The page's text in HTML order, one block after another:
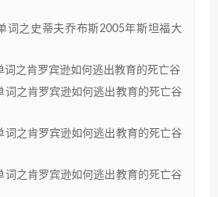
词之史蒂夫乔布斯2005年斯坦福大
词之肯罗宾逊如何逃出教育的死亡谷
词之肯罗宾逊如何逃出教育的死亡谷
词之肯罗宾逊如何逃出教育的死亡谷
词之肯罗宾逊如何逃出教育的死亡谷